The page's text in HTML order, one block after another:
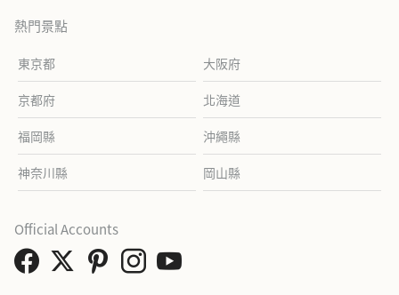
熱門景點
東京都 大阪府
京都府 北海道
福岡縣 沖繩縣
神奈川縣 岡山縣
Official Accounts